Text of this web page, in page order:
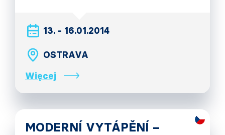
13. - 16.01.2014
OSTRAVA
Więcej
MODERNÍ VYTÁPĚNÍ –